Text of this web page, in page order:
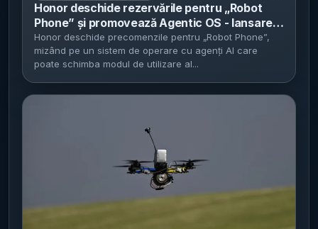
Honor deschide rezervările pentru „Robot
Phone” și promovează Agentic OS - lansare
anunțată pentru august, disponibilitate în T3
2026
Honor deschide precomenzile pentru „Robot Phone”,
mizând pe un sistem de operare cu agenți AI care
poate schimba modul de utilizare al...